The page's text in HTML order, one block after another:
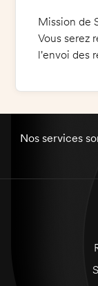
Mission de
Vous serez
l'envoi des
équipe et
HACCP.
budget et
Nos services